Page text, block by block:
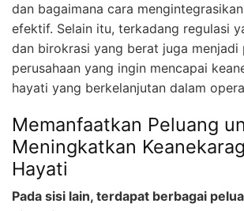
dan bagaimana cara
efektif. Selain itu, terkadang regulasi
dan birokrasi yang berat juga menjadi
perusahaan yang ingin mencapai
hayati yang berkelanjutan dalam
Memanfaatkan Peluang
Meningkatkan
Hayati
Pada sisi lain, terdapat berbagai